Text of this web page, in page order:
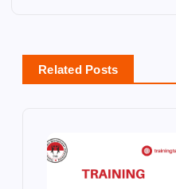
a
v
Related Posts